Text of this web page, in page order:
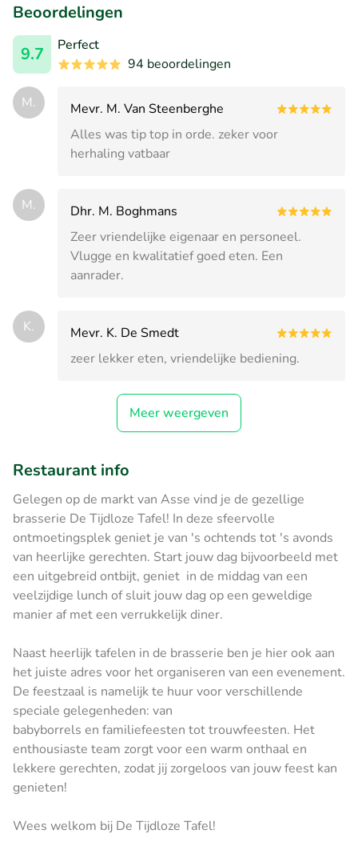
Beoordelingen
9.7
Perfect
94 beoordelingen
M.
Mevr. M. Van Steenberghe
Alles was tip top in orde. zeker voor
herhaling vatbaar
M.
Dhr. M. Boghmans
Zeer vriendelijke eigenaar en personeel.
Vlugge en kwalitatief goed eten. Een
aanrader.
K.
Mevr. K. De Smedt
zeer lekker eten, vriendelijke bediening.
Meer weergeven
Restaurant info
Gelegen op de markt van Asse vind je de gezellige
brasserie De Tijdloze Tafel! In deze sfeervolle
ontmoetingsplek geniet je van 's ochtends tot 's avonds
van heerlijke gerechten. Start jouw dag bijvoorbeeld met
een uitgebreid ontbijt, geniet in de middag van een
veelzijdige lunch of sluit jouw dag op een geweldige
manier af met een verrukkelijk diner.
Naast heerlijk tafelen in de brasserie ben je hier ook aan
het juiste adres voor het organiseren van een evenement.
De feestzaal is namelijk te huur voor verschillende
speciale gelegenheden: van
babyborrels en familiefeesten tot trouwfeesten. Het
enthousiaste team zorgt voor een warm onthaal en
lekkere gerechten, zodat jij zorgeloos van jouw feest kan
genieten!
Wees welkom bij De Tijdloze Tafel!